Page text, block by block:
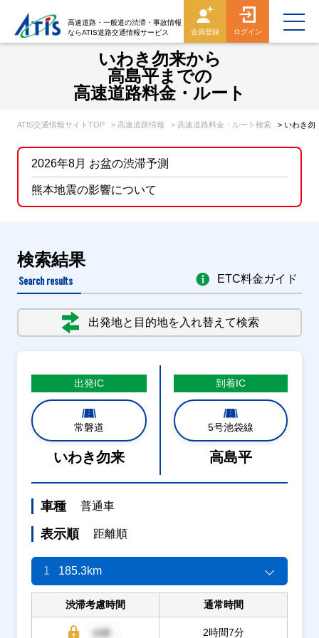
高速道路・一般道の渋滞・事故情報
ならATIS道路交通情報サービス
会員登録 ログイン
いわき勿来から
高島平までの
高速道路料金・ルート
ATIS交通情報サイトTOP > 高速道路情報 > 高速道路料金・ルート検索 > いわき勿
2026年8月 お盆の渋滞予測
熊本地震の影響について
検索結果
Search results
出発地と目的地を入れ替えて検索
ETC料金ガイド
出発IC
常磐道
いわき勿来
到着IC
5号池袋線
高島平
車種 普通車
表示順 距離順
1 185.3km
渋滞考慮時間 通常時間
2時間7分